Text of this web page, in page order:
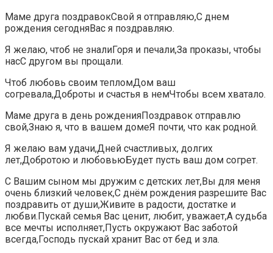
Маме друга поздравокСвой я отправляю,С днем
рождения сегодняВас я поздравляю.
Я желаю, чтоб не зналиГоря и печали,За проказы, чтобы
насС другом вы прощали.
Чтоб любовь своим тепломДом ваш
согревала,Доброты и счастья в немЧтобы всем хватало.
Маме друга в день рожденияПоздравок отправлю
свой,Знаю я, что в вашем домеЯ почти, что как родной.
Я желаю вам удачи,Дней счастливых, долгих
лет,Добротою и любовьюБудет пусть ваш дом согрет.
С Вашим сыном мы дружим с детских лет,Вы для меня
очень близкий человек,С днём рождения разрешите Вас
поздравить от души,Живите в радости, достатке и
любви.Пускай семья Вас ценит, любит, уважает,А судьба
все мечты исполняет,Пусть окружают Вас заботой
всегда,Господь пускай хранит Вас от бед и зла.